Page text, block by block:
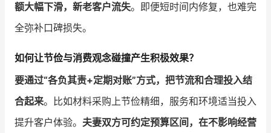
额大幅下滑，新老客户流失。即便短时间内修复，也难完
全弥补口碑损失。
如何让节俭与消费观念碰撞产生积极效果？
要通过“各负其责+定期对账”方式，把节流和合理投入结
合起来。比如材料采购上节俭精细，服务和环境适当投入
提升客户体验。 夫妻双方可约定预算区间，在不影响经营